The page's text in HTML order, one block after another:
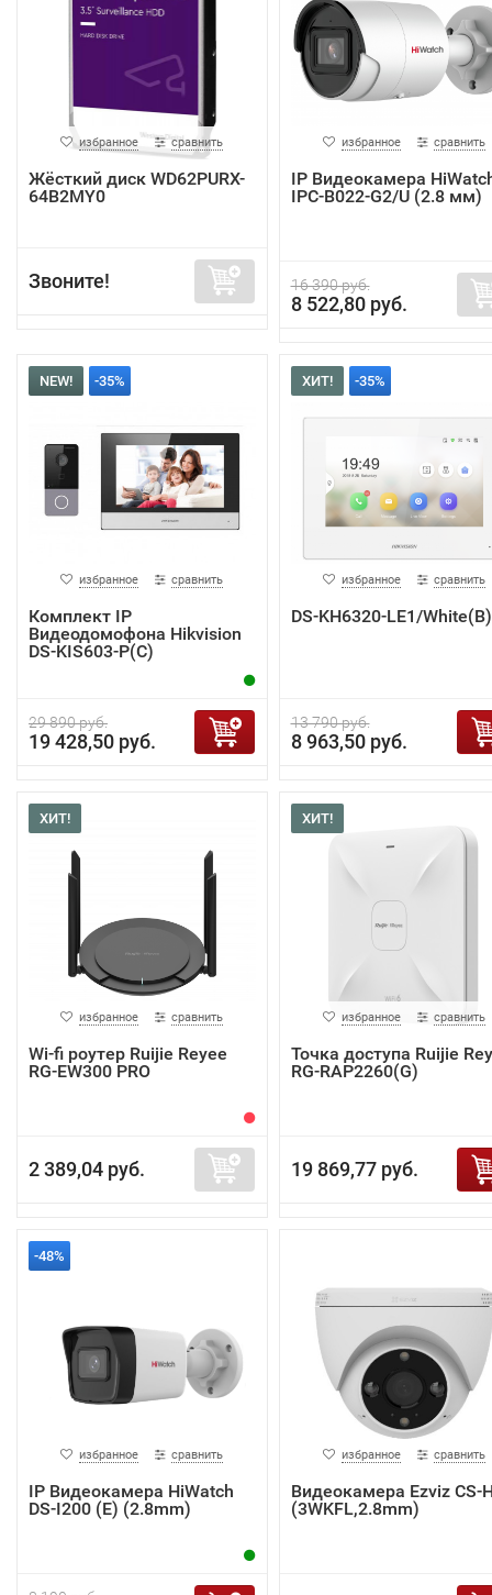
избранное сравнить
Жёсткий диск WD62PURX-
64B2MY0
Звоните!
избранное сравнить
IP Видеокамера
IPC-B022-G2/U (2.8 мм)
16 390 руб.
8 522,80 руб.
NEW! -35%
избранное сравнить
Комплект IP
Видеодомофона Hikvision
DS-KIS603-P(C)
29 890 руб.
19 428,50 руб.
ХИТ! -35%
избранное сравнить
DS-KH6320-LE1/White(B)
13 790 руб.
8 963,50 руб.
ХИТ!
избранное сравнить
Wi-fi роутер Ruijie Reyee
RG-EW300 PRO
2 389,04 руб.
ХИТ!
избранное сравнить
Точка доступа Ruijie
RG-RAP2260(G)
19 869,77 руб.
-48%
избранное сравнить
IP Видеокамера HiWatch
DS-I200 (E) (2.8mm)
избранное сравнить
Видеокамера Ezviz CS-
(3WKFL,2.8mm)